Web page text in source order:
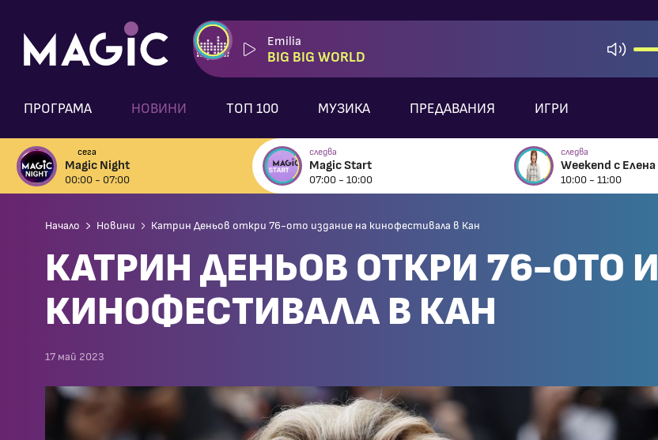
Emilia
BIG BIG WORLD
ПРОГРАМА НОВИНИ ТОП 100 МУЗИКА ПРЕДАВАНИЯ ИГРИ
сега
Magic Night
00:00 - 07:00
следва
Magic Start
07:00 - 10:00
следва
Weekend с
10:00 - 11:00
Начало Новини Катрин Деньов откри 76-ото издание на кинофестивала в Кан
КАТРИН ДЕНЬОВ ОТКРИ 76-ОТО
КИНОФЕСТИВАЛА В КАН
17 май 2023